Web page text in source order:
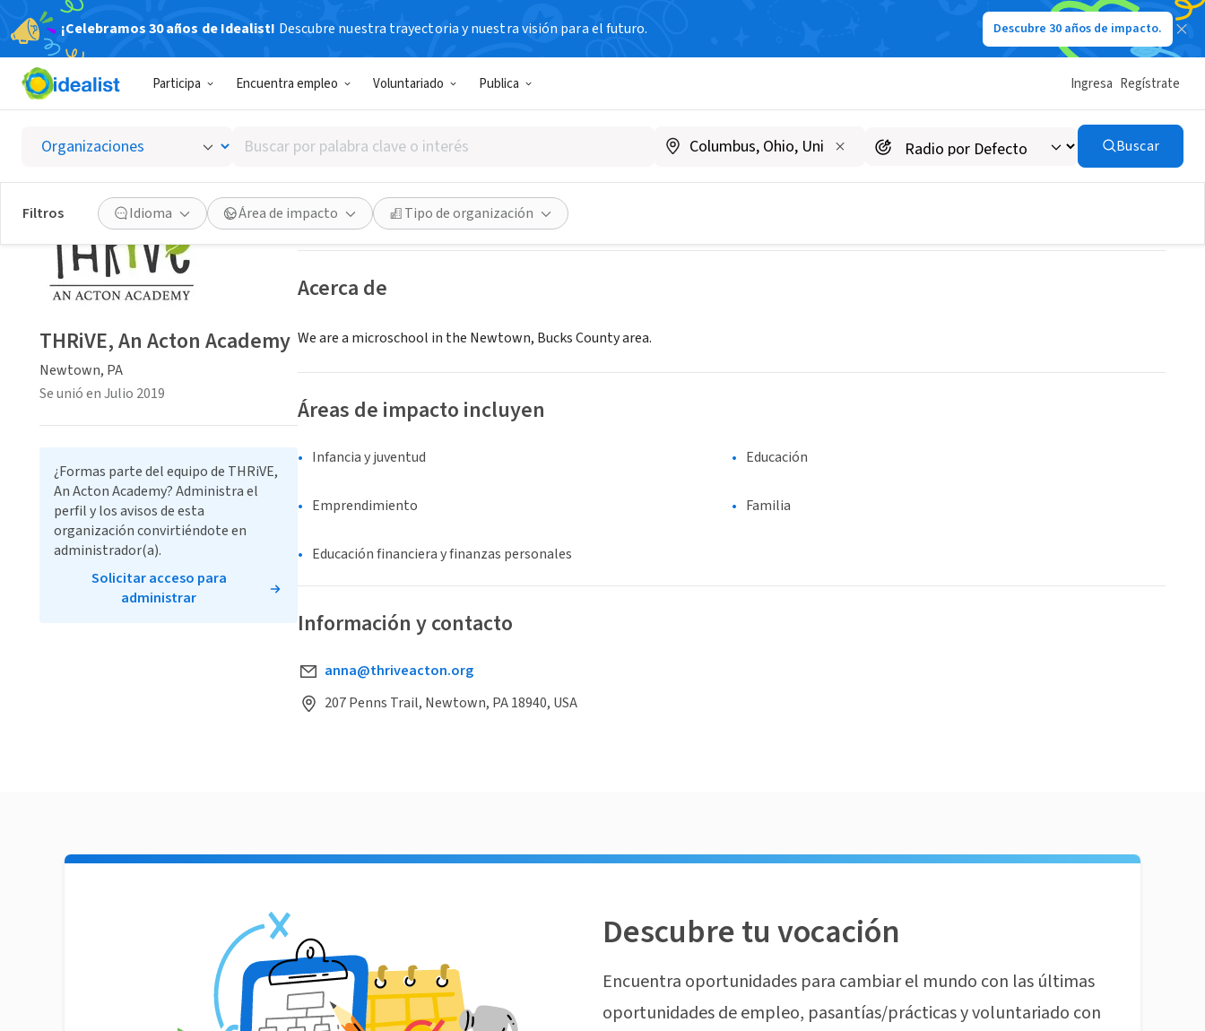
¡Celebramos 30 años de Idealist! Descubre nuestra trayectoria y nuestra visión para el futuro. Descubre 30 años de impacto.
Participa Encuentra empleo Voluntariado Publica Ingresa Regístrate
Buscar
por
palabra
clave
o
interés
Buscar
Filtros Idioma Área de impacto Tipo de organización
THRiVE, An Acton Academy
Newtown, PA|thriveacton.org
Guardar Compartir
Acerca de
We are a microschool in the Newtown, Bucks County area.
Áreas de impacto incluyen
Infancia y juventud Educación
Emprendimiento Familia
Educación financiera y finanzas personales
Información y contacto
anna@thriveacton.org
207 Penns Trail, Newtown, PA 18940, USA
THRiVE, An Acton Academy
Newtown, PA
Se unió en Julio 2019
¿Formas parte del equipo de THRiVE,
An Acton Academy? Administra el
perfil y los avisos de esta
organización convirtiéndote en
administrador(a).
Solicitar acceso para
administrar
Descubre tu vocación
Encuentra oportunidades para cambiar el mundo con las últimas
oportunidades de empleo, pasantías/prácticas y voluntariado con